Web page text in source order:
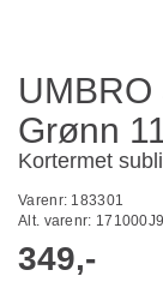
Grønn
Kortermet
Varenr: 183301
Alt. varenr:
349,-